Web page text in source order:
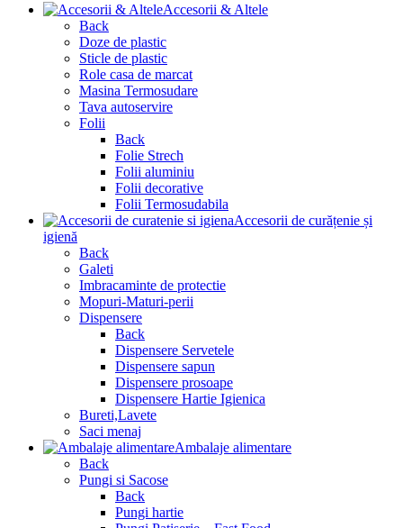
Accesorii & Altele
Back
Doze de plastic
Sticle de plastic
Role casa de marcat
Masina Termosudare
Tava autoservire
Folii
Back
Folie Strech
Folii aluminiu
Folii decorative
Folii Termosudabila
Accesorii de curățenie și
igienă
Back
Galeti
Imbracaminte de protectie
Mopuri-Maturi-perii
Dispensere
Back
Dispensere Servetele
Dispensere sapun
Dispensere prosoape
Dispensere Hartie Igienica
Bureti,Lavete
Saci menaj
Ambalaje alimentare
Back
Pungi si Sacose
Back
Pungi hartie